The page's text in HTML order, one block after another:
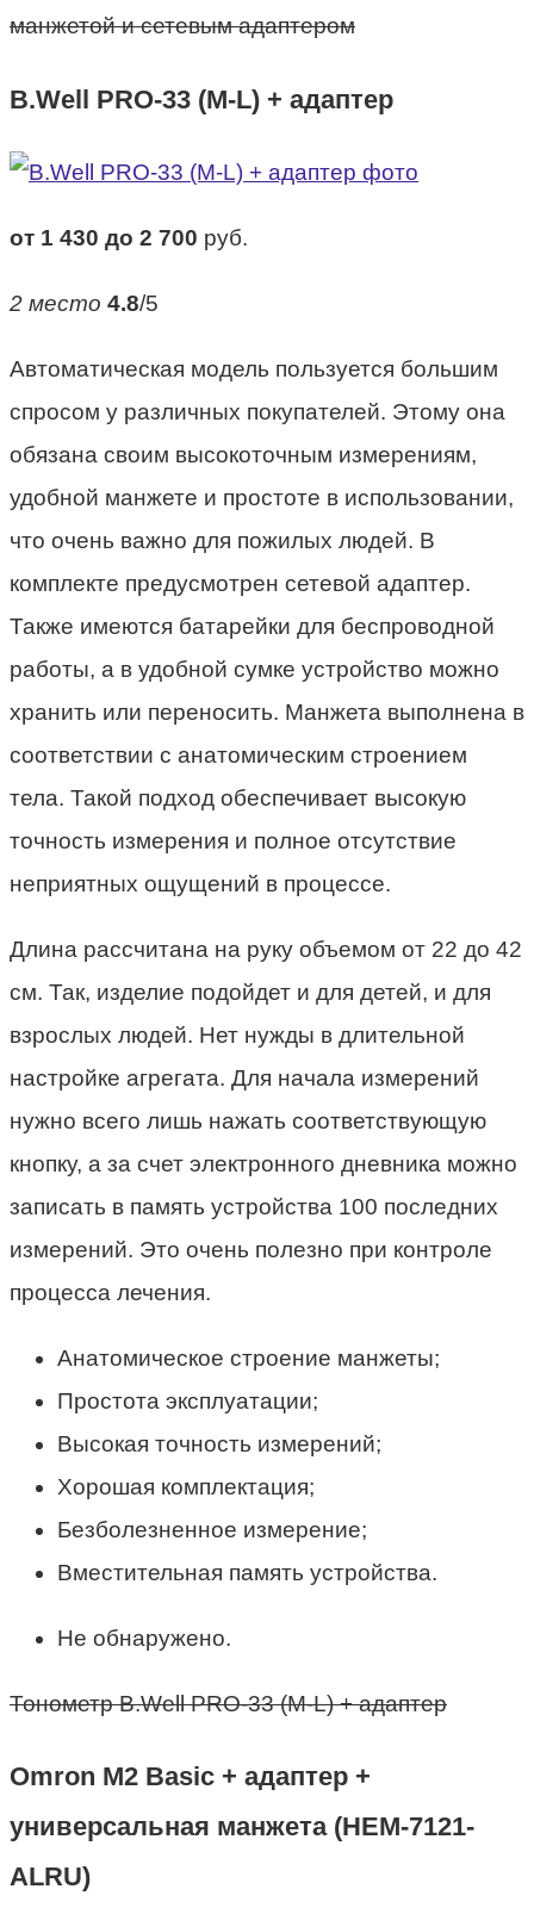
манжетой и сетевым адаптером
B.Well PRO-33 (М-L) + адаптер
от 1 430 до 2 700 руб.
2 место 4.8/5
Автоматическая модель пользуется большим
спросом у различных покупателей. Этому она
обязана своим высокоточным измерениям,
удобной манжете и простоте в использовании,
что очень важно для пожилых людей. В
комплекте предусмотрен сетевой адаптер.
Также имеются батарейки для беспроводной
работы, а в удобной сумке устройство можно
хранить или переносить. Манжета выполнена в
соответствии с анатомическим строением
тела. Такой подход обеспечивает высокую
точность измерения и полное отсутствие
неприятных ощущений в процессе.
Длина рассчитана на руку объемом от 22 до 42
см. Так, изделие подойдет и для детей, и для
взрослых людей. Нет нужды в длительной
настройке агрегата. Для начала измерений
нужно всего лишь нажать соответствующую
кнопку, а за счет электронного дневника можно
записать в память устройства 100 последних
измерений. Это очень полезно при контроле
процесса лечения.
Анатомическое строение манжеты;
Простота эксплуатации;
Высокая точность измерений;
Хорошая комплектация;
Безболезненное измерение;
Вместительная память устройства.
Не обнаружено.
Тонометр B.Well PRO-33 (М-L) + адаптер
Omron M2 Basic + адаптер +
универсальная манжета (HEM-7121-
ALRU)